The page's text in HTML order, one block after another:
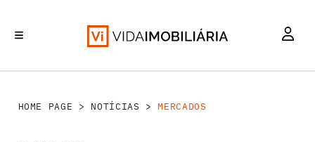
HOME PAGE > NOTÍCIAS >MERCADOS